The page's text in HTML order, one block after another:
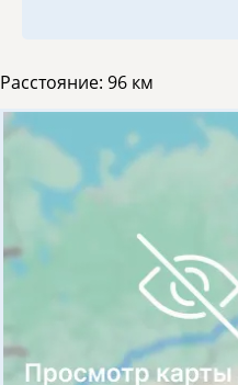
Расстояние: 96 км